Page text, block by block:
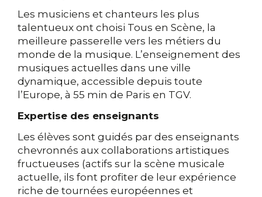
Les musiciens et chanteurs les plus
talentueux ont choisi Tous en Scène, la
meilleure passerelle vers les métiers du
monde de la musique. L’enseignement des
musiques actuelles dans une ville
dynamique, accessible depuis toute
l’Europe, à 55 min de Paris en TGV.
Expertise des enseignants
Les élèves sont guidés par des enseignants
chevronnés aux collaborations artistiques
fructueuses (actifs sur la scène musicale
actuelle, ils font profiter de leur expérience
riche de tournées européennes et